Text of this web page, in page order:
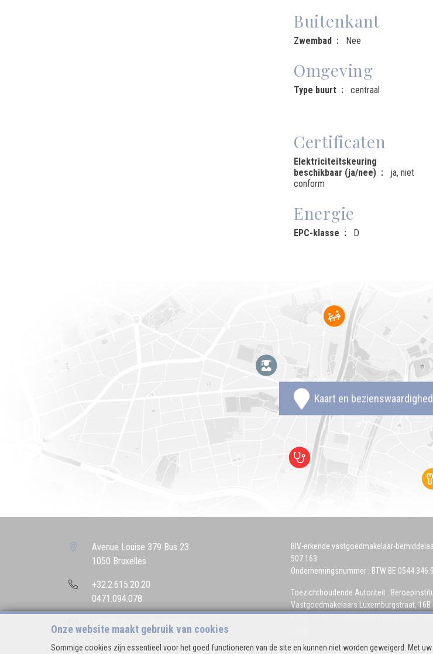
Buitenkant
Zwembad Nee
Omgeving
Type buurt centraal
Certificaten
Elektriciteitskeuring
beschikbaar (ja/nee)
ja, niet
conform
Energie
EPC-klasse D
Kaart en
Onze website maakt gebruik van cookies
Sommige cookies zijn essentieel voor het goed functioneren van de site en kunnen niet worden geweigerd. Met
Avenue Louise 379 Bus 23
1050 Bruxelles
+32.2.615.20.20
0471.094.078
info@bettencourtrealestate.be
BIV-erkende vastgoedmakelaar-
507.163
Ondernemingsnummer : BTW BE
Toezichthoudende Autoriteit :
Vastgoedmakelaars Luxemburgstraat, 16B
2 505 38 50 - info@biv.be) -www.biv.be-
BA en borgstelling via NV AXA Belgium,